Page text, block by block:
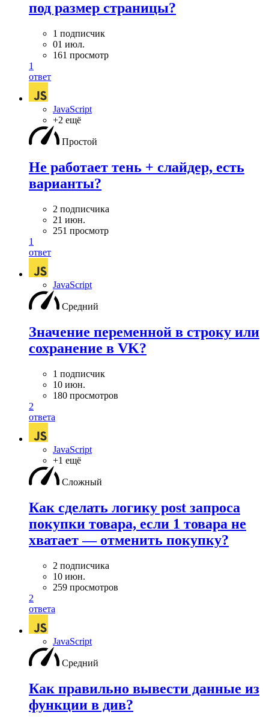
под размер страницы?
1 подписчик
01 июл.
161 просмотр
1
ответ
JavaScript
+2 ещё
Простой
Не работает тень + слайдер, есть
варианты?
2 подписчика
21 июн.
251 просмотр
1
ответ
JavaScript
Средний
Значение переменной в строку или
сохранение в VK?
1 подписчик
10 июн.
180 просмотров
2
ответа
JavaScript
+1 ещё
Сложный
Как сделать логику post запроса
покупки товара, если 1 товара не
хватает — отменить покупку?
2 подписчика
10 июн.
259 просмотров
2
ответа
JavaScript
Средний
Как правильно вывести данные из
функции в див?